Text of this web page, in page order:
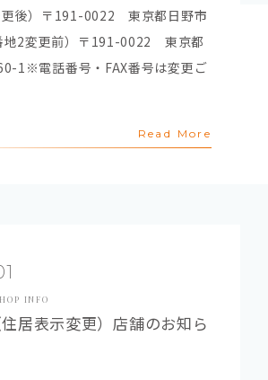
更後）〒191-0022 東京都日野市
地2変更前）〒191-0022 東京都
1※電話番号・FAX番号は変更ご
Read More
INFO
居表示変更）店舗のお知ら